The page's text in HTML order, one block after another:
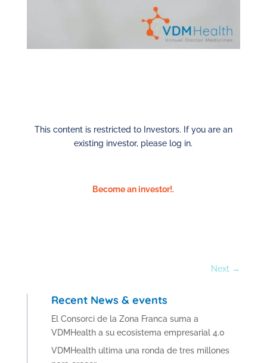
This content is restricted to Investors. If you are an
existing investor, please log in.
Become an investor!.
Next →
Recent News & events
El Consorci de la Zona Franca suma a
VDMHealth a su ecosistema empresarial 4.0
VDMHealth ultima una ronda de tres millones